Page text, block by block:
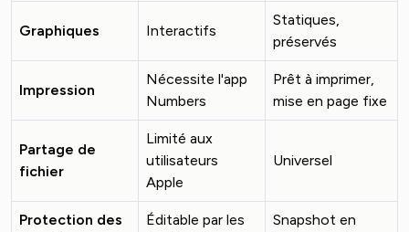
Graphiques Interactifs
Statiques,
préservés
Impression
Nécessite l'app
Numbers
Prêt à imprimer,
mise en page fixe
Partage de
fichier
Limité aux
utilisateurs
Apple
Universel
Protection des
Éditable par les
Snapshot en